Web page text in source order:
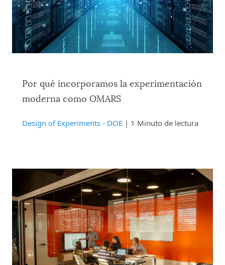
Por qué incorporamos la experimentación
moderna como OMARS
Design of Experiments - DOE | 1 Minuto de lectura